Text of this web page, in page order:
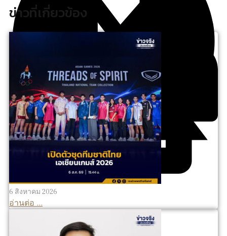
ข่าวที่เกี่ยวข้อง
6 สิงหาคม 2026
อ่านต่อ ...